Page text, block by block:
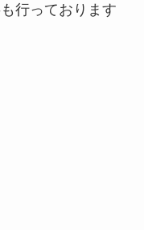
行っております